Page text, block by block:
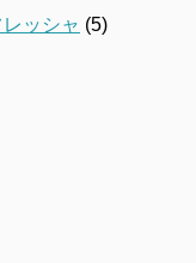
ッシャ (5)